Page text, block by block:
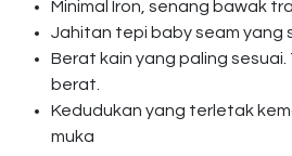
Minimal Iron, senang bawak
Jahitan tepi baby seam yang
Berat kain yang paling
berat.
Kedudukan yang terletak
muka